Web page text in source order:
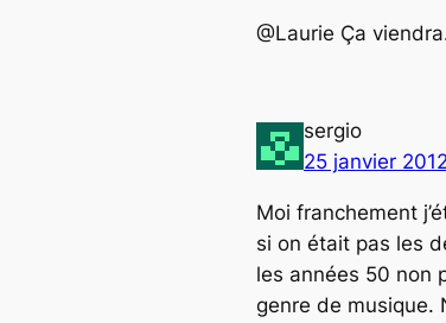
@Laurie Ça
sergio
25 janvier 2012
Moi franchement
si on était pas les
les années 50 non
genre de musique.